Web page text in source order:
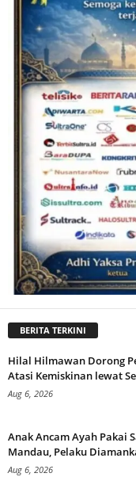
BERITA TERKINI
Hilal Hilmawan Dorong
Atasi Kemiskinan lewat
Aug 6, 2026
Anak Ancam Ayah Pakai
Mandau, Pelaku
Aug 6, 2026